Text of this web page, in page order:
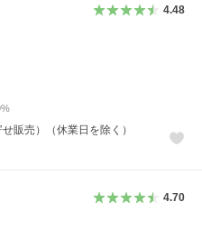
4.48
%
販売）（休業日を除く）
4.70